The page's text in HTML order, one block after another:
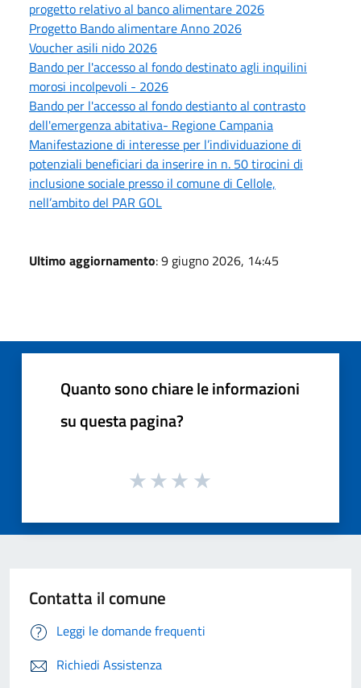
progetto relativo al banco alimentare 2026
Progetto Bando alimentare Anno 2026
Voucher asili nido 2026
Bando per l'accesso al fondo destinato agli inquilini
morosi incolpevoli - 2026
Bando per l'accesso al fondo destianto al contrasto
dell'emergenza abitativa- Regione Campania
Manifestazione di interesse per l’individuazione di
potenziali beneficiari da inserire in n. 50 tirocini di
inclusione sociale presso il comune di Cellole,
nell’ambito del PAR GOL
Ultimo aggiornamento: 9 giugno 2026, 14:45
Quanto sono chiare le informazioni
su questa pagina?
Contatta il comune
Leggi le domande frequenti
Richiedi Assistenza